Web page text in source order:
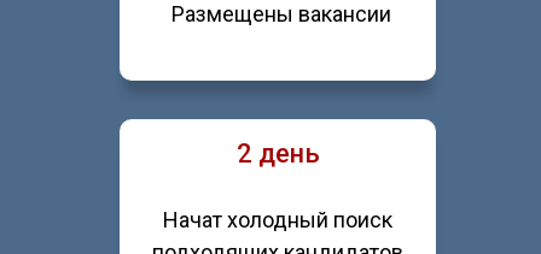
Размещены вакансии
2 день
Начат холодный поиск